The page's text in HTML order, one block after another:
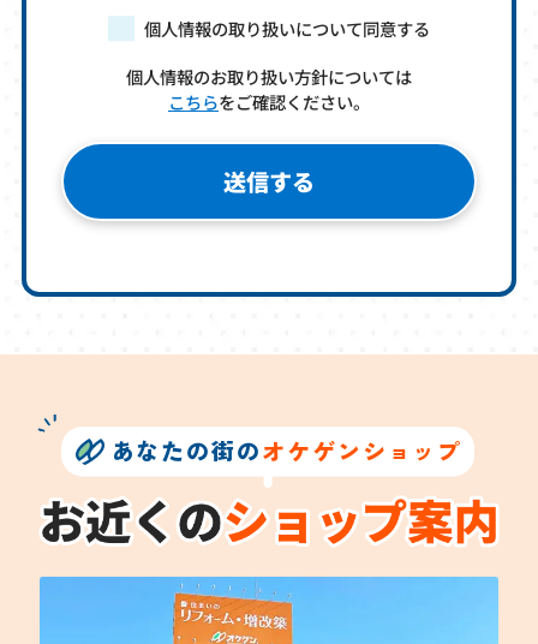
個人情報の取り扱いについて同意する
個人情報のお取り扱い方針については
こちらをご確認ください。
あなたの街のオケゲンショップ